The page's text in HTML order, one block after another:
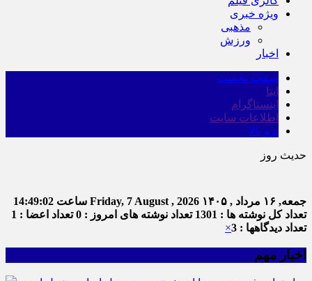
ویژه خبری
مذهبی
ورزش
اخبار
صفحه نخست
ایتا
اینستاگرام
اطلاعات سایت
برو بالا
حدیث روز
جمعه, ۱۶ مرداد , ۱۴۰۵ Friday, 7 August , 2026 ساعت 14:49:02
تعداد کل نوشته ها : 1301
تعداد نوشته های امروز : 0
تعداد اعضا : 1
تعداد دیدگاهها : 3
×
اخبار مهم